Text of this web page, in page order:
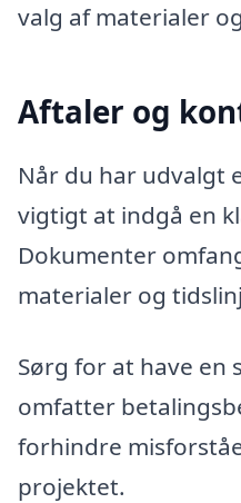
valg af materialer
Aftaler og
Når du har udvalgt
vigtigt at indgå en
Dokumenter
materialer og
Sørg for at have
omfatter
forhindre
projektet.